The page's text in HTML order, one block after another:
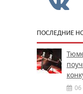
ПОСЛЕДНИЕ
06